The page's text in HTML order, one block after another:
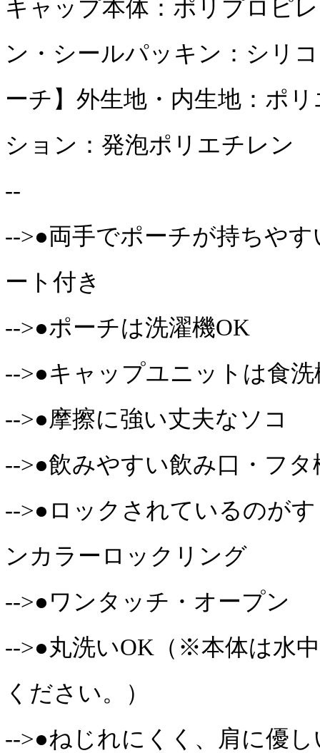
キャップ本体：ポリプロピ
ン・シールパッキン：シリ
ーチ】外生地・内生地：ポ
ション：発泡ポリエチレン
--
-->●両手でポーチが持ちや
ート付き
-->●ポーチは洗濯機OK
-->●キャップユニットは食洗
-->●摩擦に強い丈夫なソコ
-->●飲みやすい飲み口・フタ
-->●ロックされているのが
ンカラーロックリング
-->●ワンタッチ・オープン
-->●丸洗いOK（※本体は水
ください。）
-->●ねじれにくく、肩に優